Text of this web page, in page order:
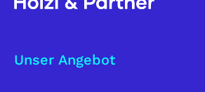
Unser Angebot